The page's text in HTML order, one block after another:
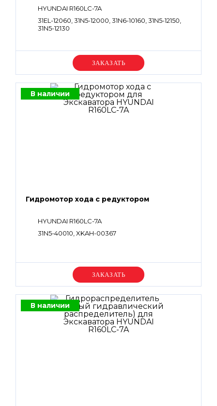
HYUNDAI R160LC-7A
31EL-12060, 31N5-12000, 31N6-10160, 31N5-12150,
31N5-12130
Уточняйте цену
В наличии
Гидромотор хода с редуктором
HYUNDAI R160LC-7A
31N5-40010, XKAH-00367
Уточняйте цену
В наличии